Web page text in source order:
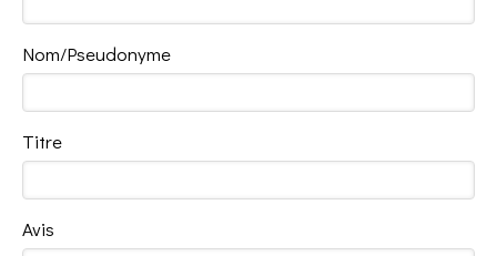
Nom/Pseudonyme
Titre
Avis